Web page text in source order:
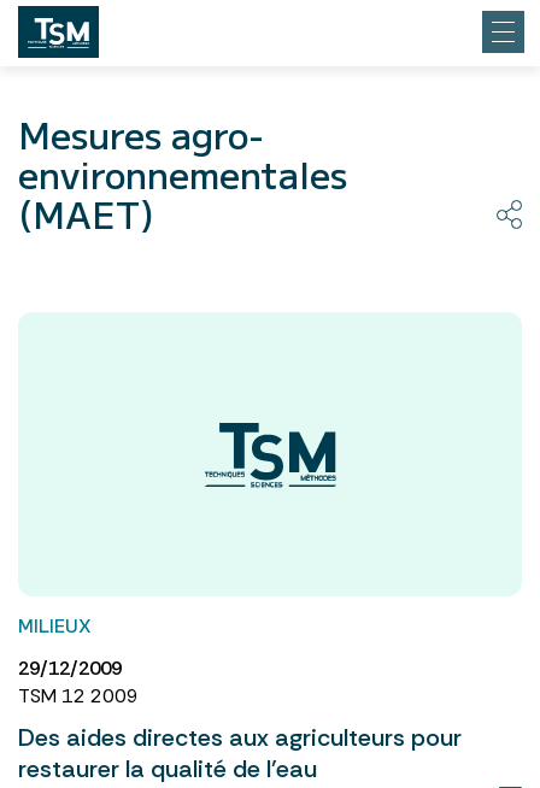
Mesures agro-
environnementales
(MAET)
MILIEUX
29/12/2009
TSM 12 2009
Des aides directes aux agriculteurs pour
restaurer la qualité de l’eau